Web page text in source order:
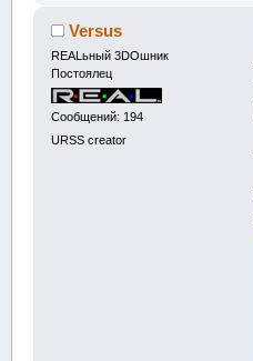
Versus
REALьный 3DOшник
Постоялец
Сообщений: 194
URSS creator